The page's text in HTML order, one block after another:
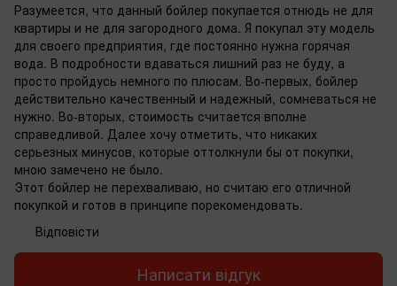
Разумеется, что данный бойлер покупается отнюдь не для
квартиры и не для загородного дома. Я покупал эту модель
для своего предприятия, где постоянно нужна горячая
вода. В подробности вдаваться лишний раз не буду, а
просто пройдусь немного по плюсам. Во-первых, бойлер
действительно качественный и надежный, сомневаться не
нужно. Во-вторых, стоимость считается вполне
справедливой. Далее хочу отметить, что никаких
серьезных минусов, которые оттолкнули бы от покупки,
мною замечено не было.
Этот бойлер не перехваливаю, но считаю его отличной
покупкой и готов в принципе порекомендовать.
Відповісти
Написати відгук